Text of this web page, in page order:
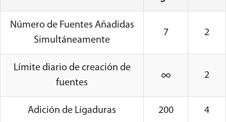
Número de Fuentes Añadidas
Simultáneamente
7 2
Límite diario de creación de
fuentes
2
Adición de Ligaduras 200 4